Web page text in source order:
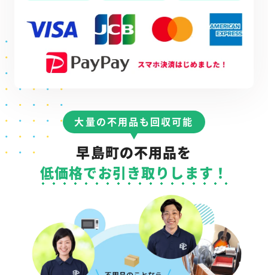
大量の不用品も回収可能
早島町の不用品を
低価格でお引き取りします！